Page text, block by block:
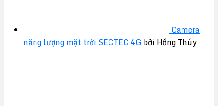
Camera
năng lượng mặt trời SECTEC 4G bởi Hồng Thúy